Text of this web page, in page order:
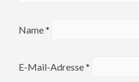
Name*
E-Mail-Adresse*